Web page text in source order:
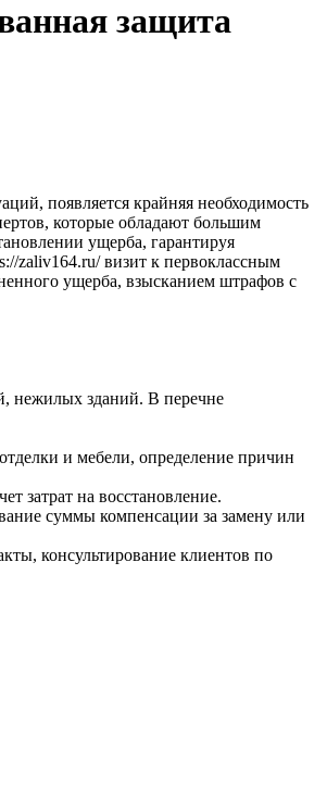
защита
появляется крайняя необходимость
которые обладают большим
ущерба, гарантируя
zaliv164.ru/ визит к первоклассным
ущерба, взысканием штрафов с
нежилых зданий. В перечне
и мебели, определение причин
затрат на восстановление.
суммы компенсации за замену или
консультирование клиентов по